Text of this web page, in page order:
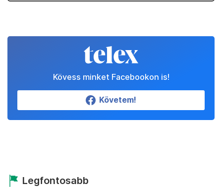
Kövess minket Facebookon is!
Követem!
Legfontosabb